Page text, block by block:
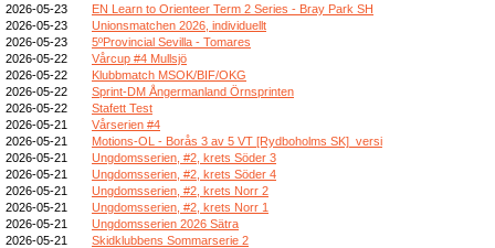
2026-05-23
EN Learn to Orienteer Term 2 Series - Bray Park SH
2026-05-23
Unionsmatchen 2026, individuellt
2026-05-23
5ºProvincial Sevilla - Tomares
2026-05-22
Vårcup #4 Mullsjö
2026-05-22
Klubbmatch MSOK/BIF/OKG
2026-05-22
Sprint-DM Ångermanland Örnsprinten
2026-05-22
Stafett Test
2026-05-21
Vårserien #4
2026-05-21
Motions-OL - Borås 3 av 5 VT [Rydboholms SK]_versi
2026-05-21
Ungdomsserien, #2, krets Söder 3
2026-05-21
Ungdomsserien, #2, krets Söder 4
2026-05-21
Ungdomsserien, #2, krets Norr 2
2026-05-21
Ungdomsserien, #2, krets Norr 1
2026-05-21
Ungdomsserien 2026 Sätra
2026-05-21
Skidklubbens Sommarserie 2